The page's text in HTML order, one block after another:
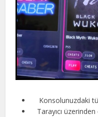
Konsolunuzdaki
Tarayıcı